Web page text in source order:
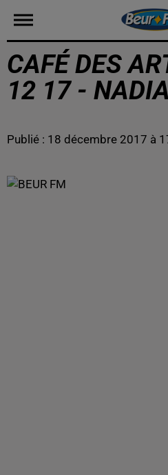
CAFÉ DES
12 17 -
Publié : 18 décembre 2017 à